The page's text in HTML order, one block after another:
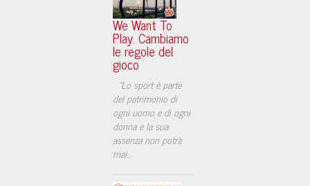
We Want To
Play. Cambiamo
le regole del
gioco
"Lo sport è parte
del patrimonio di
ogni uomo e di ogni
donna e la sua
assenza non potrà
mai...